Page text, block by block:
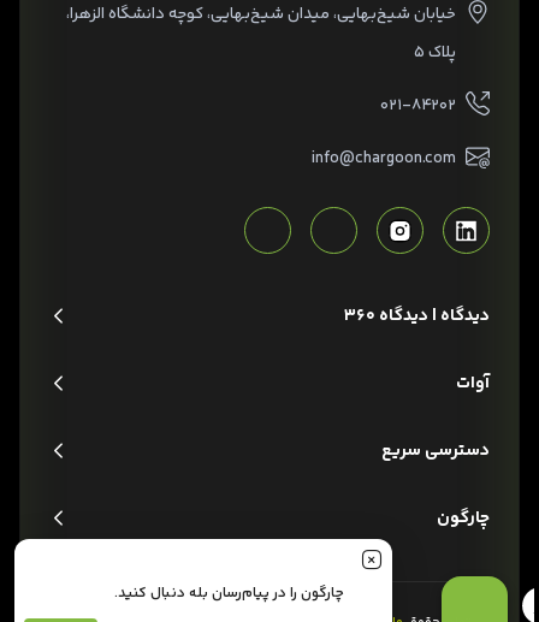
خیابان شیخ‌بهایی، میدان شیخ‌بهایی، کوچه دانشگاه الزهرا،
پلاک ۵
۰۲۱-۸۴۲۰۲
info@chargoon.com
دیدگاه | دیدگاه 360
آوات
دسترسی سریع
چارگون
چارگون را در پیام‌رسان بله دنبال کنید.